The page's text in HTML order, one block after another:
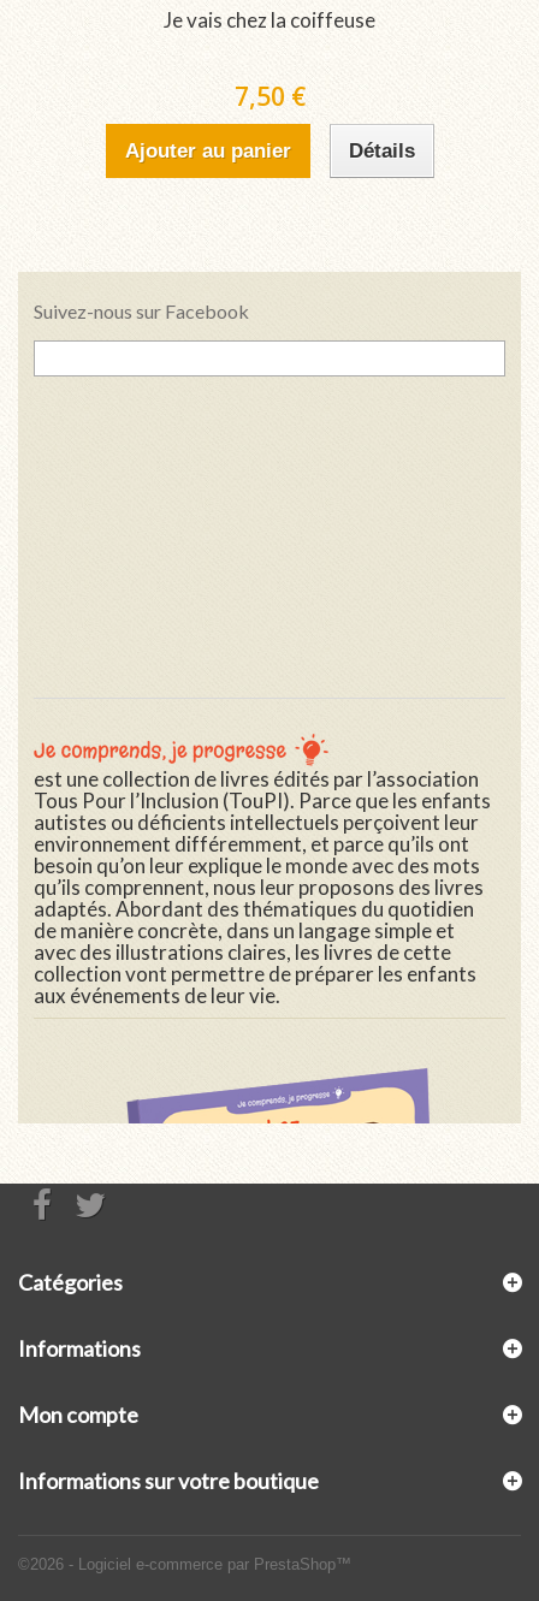
Je vais chez la coiffeuse
7,50 €
Ajouter au panier Détails
Suivez-nous sur Facebook
est une collection de livres édités par l’association
Tous Pour l’Inclusion (TouPI). Parce que les enfants
autistes ou déficients intellectuels perçoivent leur
environnement différemment, et parce qu’ils ont
besoin qu’on leur explique le monde avec des mots
qu’ils comprennent, nous leur proposons des livres
adaptés. Abordant des thématiques du quotidien
de manière concrète, dans un langage simple et
avec des illustrations claires, les livres de cette
collection vont permettre de préparer les enfants
aux événements de leur vie.
Catégories
Informations
©2026 - Logiciel e-commerce par PrestaShop™
Mon compte
Informations sur votre boutique